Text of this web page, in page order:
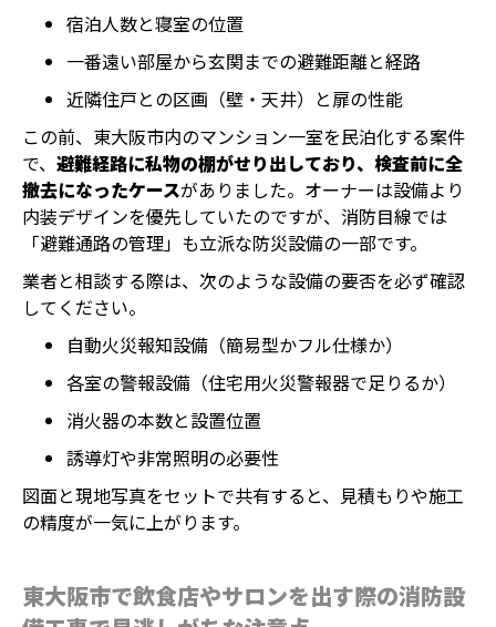
宿泊人数と寝室の位置
一番遠い部屋から玄関までの避難距離と経路
近隣住戸との区画（壁・天井）と扉の性能
この前、東大阪市内のマンション一室を民泊化する案件
で、 避難経路に私物の棚がせり出しており、検査前に全
撤去になったケースがありました。オーナーは設備より
内装デザインを優先していたのですが、消防目線では
「避難通路の管理」も立派な防災設備の一部です。
業者と相談する際は、次のような設備の要否を必ず確認
してください。
自動火災報知設備（簡易型かフル仕様か）
各室の警報設備（住宅用火災警報器で足りるか）
消火器の本数と設置位置
誘導灯や非常照明の必要性
図面と現地写真をセットで共有すると、見積もりや施工
の精度が一気に上がります。
東大阪市で飲食店やサロンを出す際の消防設
ホーム 電話 メール マップ